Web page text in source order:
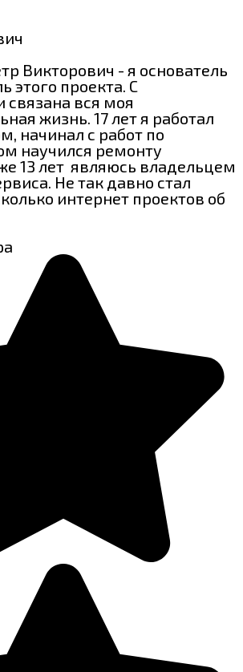
Викторович - я основатель
этого проекта. С
вся моя
жизнь. 17 лет я работал
начинал с работ по
научился ремонту
13 лет являюсь владельцем
Не так давно стал
интернет проектов об